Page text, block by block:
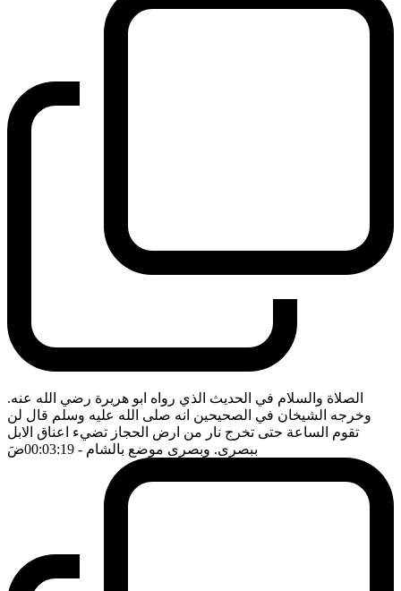
الصلاة والسلام في الحديث الذي رواه ابو هريرة رضي الله عنه.
وخرجه الشيخان في الصحيحين انه صلى الله عليه وسلم قال لن
تقوم الساعة حتى تخرج نار من ارض الحجاز تضيء اعناق الابل
ببصرى. وبصرى موضع بالشام - 00:03:19 ضَ